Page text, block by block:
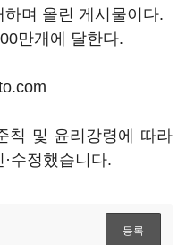
며 올린 게시물이다.
만개에 달한다.
칙 및 윤리강령에 따라
수정했습니다.